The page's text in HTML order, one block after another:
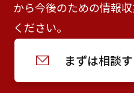
から今後のための情報
ください。
まずは相談